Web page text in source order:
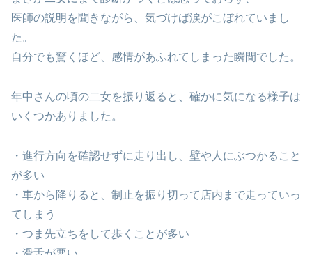
医師の説明を聞きながら、気づけば涙がこぼれていまし
た。
自分でも驚くほど、感情があふれてしまった瞬間でした。
年中さんの頃の二女を振り返ると、確かに気になる様子は
いくつかありました。
・進行方向を確認せずに走り出し、壁や人にぶつかること
が多い
・車から降りると、制止を振り切って店内まで走っていっ
てしまう
・つま先立ちをして歩くことが多い